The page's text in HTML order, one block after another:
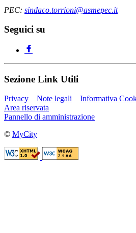
PEC: sindaco.torrioni@asmepec.it
Seguici su
Sezione Link Utili
Privacy Note legali
Informativa
Area riservata
Pannello di amministrazione
© MyCity